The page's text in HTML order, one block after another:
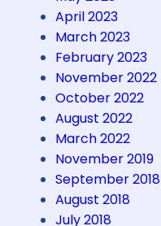
e
n
F
e
s
t
i
v
a
l
2
April 2023
March 2023
February 2023
November 2022
October 2022
August 2022
March 2022
November 2019
September 2018
August 2018
July 2018